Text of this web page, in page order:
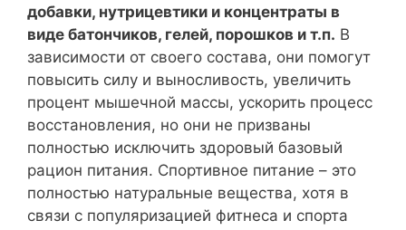
добавки, нутрицевтики и концентраты в
виде батончиков, гелей, порошков и т.п. В
зависимости от своего состава, они помогут
повысить силу и выносливость, увеличить
процент мышечной массы, ускорить процесс
восстановления, но они не призваны
полностью исключить здоровый базовый
рацион питания. Спортивное питание – это
полностью натуральные вещества, хотя в
связи с популяризацией фитнеса и спорта